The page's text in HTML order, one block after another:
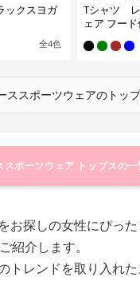
クスヨガ
全4色
Tシャツ レ
ェア フー
ススポーツウェアのトッ
スポーツウェア トップスの一
お探しの女性にぴった
紹介します。
トレンドを取り入れ